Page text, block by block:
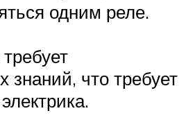
одним реле.
знаний, что требует